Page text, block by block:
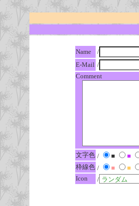
Name
/
E-Mail /
Comment
文字色 / ■ ■
枠線色 / ■ ■
Icon
/